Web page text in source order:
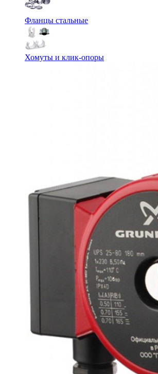
Фланцы стальные
Хомуты и клик-опоры